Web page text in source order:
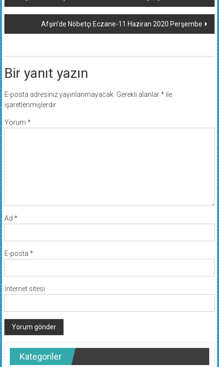
dolaşımı
Afşin’de Nöbetçi Eczane-11 Haziran 2020 Perşembe
Bir yanıt yazın
E-posta adresiniz yayınlanmayacak. Gerekli alanlar*ile
işaretlenmişlerdir
Yorum *
Ad *
E-posta *
İnternet sitesi
Kategoriler